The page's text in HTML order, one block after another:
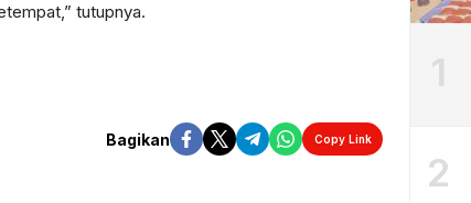
tutupnya.
Bagikan Copy Link
1
2